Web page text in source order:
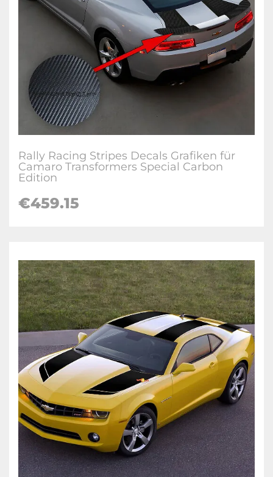
Rally Racing Stripes Decals Grafiken für
Camaro Transformers Special Carbon
Edition
€459.15